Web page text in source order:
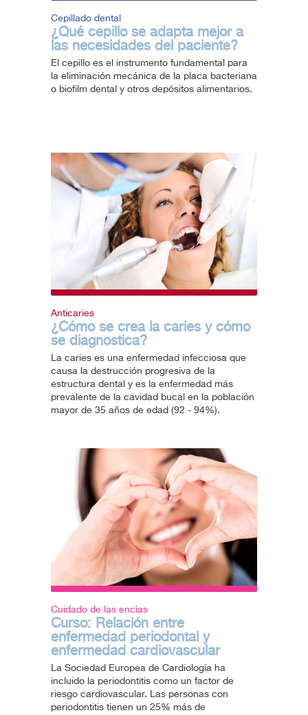
Cepillado dental
¿Qué cepillo se adapta mejor a
las necesidades del paciente?
El cepillo es el instrumento fundamental para
la eliminación mecánica de la placa bacteriana
o biofilm dental y otros depósitos alimentarios.
Anticaries
¿Cómo se crea la caries y cómo
se diagnostica?
La caries es una enfermedad infecciosa que
causa la destrucción progresiva de la
estructura dental y es la enfermedad más
prevalente de la cavidad bucal en la población
mayor de 35 años de edad (92 - 94%).
Cuidado de las encías
Curso: Relación entre
enfermedad periodontal y
enfermedad cardiovascular
La Sociedad Europea de Cardiología ha
incluido la periodontitis como un factor de
riesgo cardiovascular. Las personas con
periodontitis tienen un 25% más de